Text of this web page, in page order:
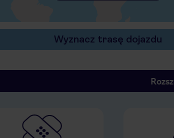
Wyznacz trasę dojazdu